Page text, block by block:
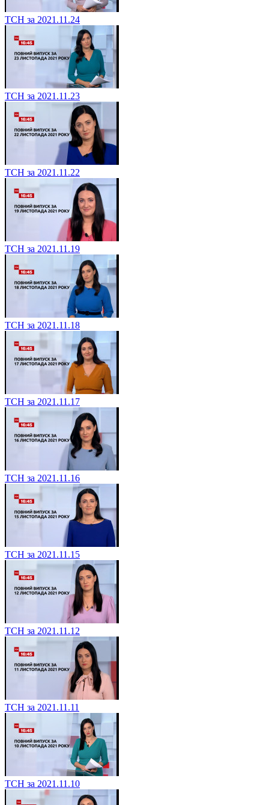
ТСН за 2021.11.24
ТСН за 2021.11.23
ТСН за 2021.11.22
ТСН за 2021.11.19
ТСН за 2021.11.18
ТСН за 2021.11.17
ТСН за 2021.11.16
ТСН за 2021.11.15
ТСН за 2021.11.12
ТСН за 2021.11.11
ТСН за 2021.11.10